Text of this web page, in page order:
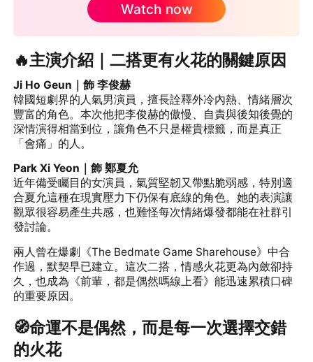
Watch now
🔥主演介紹｜二搭更有火花的關鍵原因
Ji Ho Geun｜飾 李俊赫
韓國短劇界的人氣男演員，擅長詮釋外冷內熱、情緒層次
豐富的角色。本次他把李俊赫的傲慢、自責與後知後覺的
深情演得相當到位，讓角色不只是權貴標籤，而是真正
「會痛」的人。
Park Xi Yeon｜飾 鄭夏允
近年備受矚目的女演員，氣質堅韌又帶點脆弱感，特別適
合夏允這種在現實壓力下仍保有底線的角色。她的表演讓
觀眾很容易產生共感，也難怪每次情緒爆發都能在社群引
發討論。
兩人曾在爆劇《The Bedmate Game Sharehouse》中合
作過，默契早已建立。這次二搭，情感火花更為內斂卻持
久，也成為《前輩，都是偶然嗎線上看》能迅速累積口碑
的重要原因。
🧭命運不是偶然，而是每一次選擇交錯
的火花